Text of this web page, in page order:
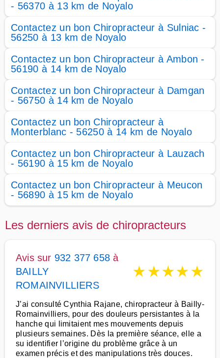
- 56370 à 13 km de Noyalo
Contactez un bon Chiropracteur à Sulniac -
56250 à 13 km de Noyalo
Contactez un bon Chiropracteur à Ambon -
56190 à 14 km de Noyalo
Contactez un bon Chiropracteur à Damgan
- 56750 à 14 km de Noyalo
Contactez un bon Chiropracteur à
Monterblanc - 56250 à 14 km de Noyalo
Contactez un bon Chiropracteur à Lauzach
- 56190 à 15 km de Noyalo
Contactez un bon Chiropracteur à Meucon
- 56890 à 15 km de Noyalo
Les derniers avis de chiropracteurs
Avis sur 932 377 658 à
BAILLY
ROMAINVILLIERS
★★★★★
J’ai consulté Cynthia Rajane, chiropracteur à Bailly-
Romainvilliers, pour des douleurs persistantes à la
hanche qui limitaient mes mouvements depuis
plusieurs semaines. Dès la première séance, elle a
su identifier l’origine du problème grâce à un
examen précis et des manipulations très douces.